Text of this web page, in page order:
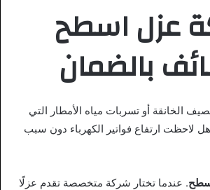
عزل اسطح
بالضمان
الخانقة أو تسربات مياه الأمطار التي
لاحظت ارتفاع فواتير الكهرباء دون سبب
. عندما تختار شركة متخصصة تقدم عزلًا